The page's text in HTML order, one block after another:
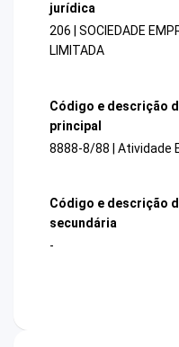
jurídica
206 | SOCIEDADE
LIMITADA
Código e descrição
principal
8888-8/88 | Atividade
Código e descrição
secundária
-